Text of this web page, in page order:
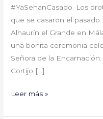
#YaSehanCasado. Los
que se casaron el pasado
Alhaurín el Grande en
una bonita ceremonia
Señora de la
Cortijo […]
Leer más »